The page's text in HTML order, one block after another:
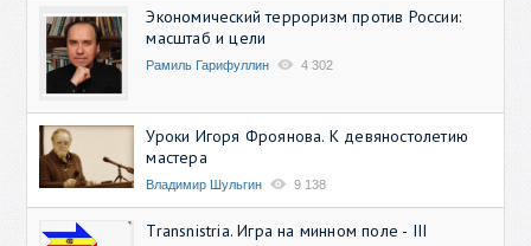
Экономический терроризм против России:
масштаб и цели
Рамиль Гарифуллин 4 302
Уроки Игоря Фроянова. К девяностолетию
мастера
Владимир Шульгин 9 138
Transnistria. Игра на минном поле - III